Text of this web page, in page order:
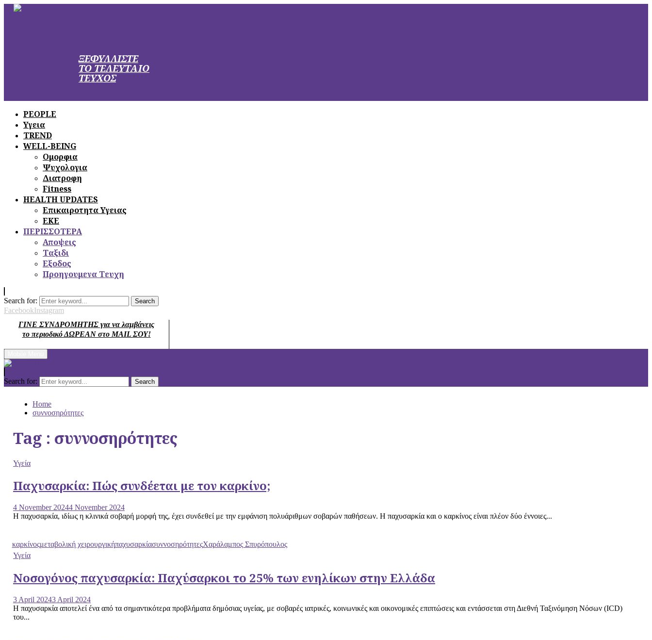
ΞΕΦΥΛΛΙΣΤΕ
ΤΟ ΤΕΛΕΥΤΑΙΟ
ΤΕΥΧΟΣ
PEOPLE
Υγεια
TREND
WELL-BEING
Ομορφια
Ψυχολογια
Διατροφη
Fitness
HEALTH UPDATES
Επικαιροτητα Υγειας
ΕΚΕ
ΠΕΡΙΣΣΟΤΕΡΑ
Αποψεις
Ταξιδι
Εξοδος
Προηγουμενα Τευχη
Search for: Search
FacebookInstagram
ΓΙΝΕ ΣΥΝΔΡΟΜΗΤΗΣ για να λαμβάνεις
το περιοδικό ΔΩΡΕΑΝ στο MAIL ΣΟΥ!
Search for: Search
Home
συννοσηρότητες
Tag : συννοσηρότητες
Υγεία
Παχυσαρκία: Πώς συνδέεται με τον καρκίνο;
4 November 20244 November 2024
Η παχυσαρκία, ιδίως η κλινικά σοβαρή μορφή της, έχει συνδεθεί με την εμφάνιση πολυάριθμων σοβαρών παθήσεων. Η παχυσαρκία και ο καρκίνος είναι πλέον δύο έννοιες...
καρκίνοςμεταβολική χειρουργικήπαχυσαρκίασυννοσηρότητεςΧαράλαμπος Σπυρόπουλος
Υγεία
Νοσογόνος παχυσαρκία: Παχύσαρκοι το 25% των ενηλίκων στην Ελλάδα
3 April 20243 April 2024
Η παχυσαρκία αποτελεί ένα από τα σημαντικότερα προβλήματα δημόσιας υγείας, με σοβαρές ιατρικές, κοινωνικές και οικονομικές επιπτώσεις και εντάσσεται στη Διεθνή Ταξινόμηση Νόσων (ICD)
του...